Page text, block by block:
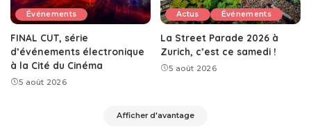
Événements
FINAL CUT, série
d’événements électronique
à la Cité du Cinéma
5 août 2026
Actus Événements
La Street Parade 2026 à
Zurich, c’est ce samedi !
5 août 2026
Afficher d'avantage